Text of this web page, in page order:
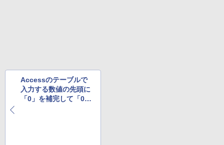
Accessのテーブルで
入力する数値の先頭に
「0」を補完して「000